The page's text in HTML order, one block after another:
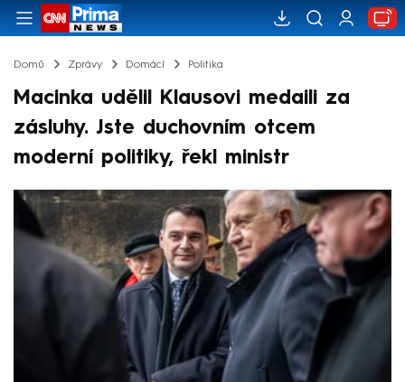
Domů Zprávy Domácí Politika
Macinka udělil Klausovi medaili za
zásluhy. Jste duchovním otcem
moderní politiky, řekl ministr